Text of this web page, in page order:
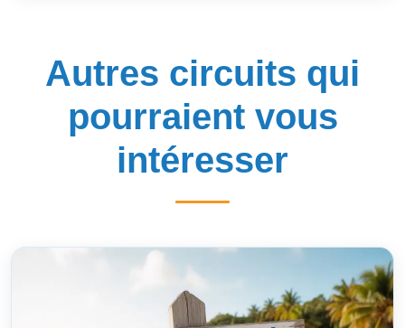
Autres circuits qui
pourraient vous
intéresser